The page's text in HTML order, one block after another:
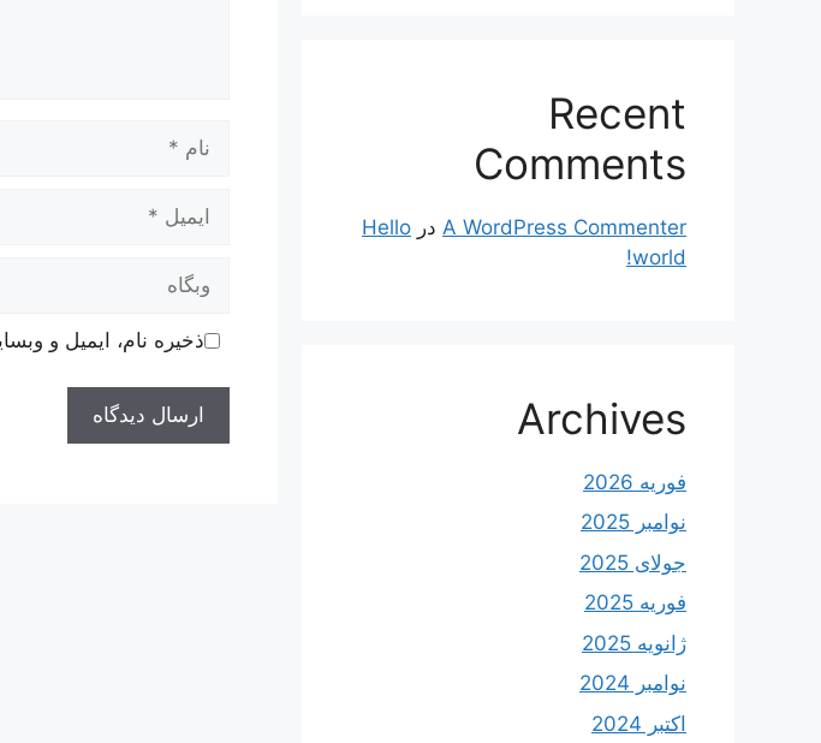
ایمیل
وبگاه
ذخیره نام، ایمیل و
Recent
Comments
A WordPress Commenter در Hello
world!
Archives
فوریه 2026
نوامبر 2025
جولای 2025
فوریه 2025
ژانویه 2025
نوامبر 2024
اکتبر 2024